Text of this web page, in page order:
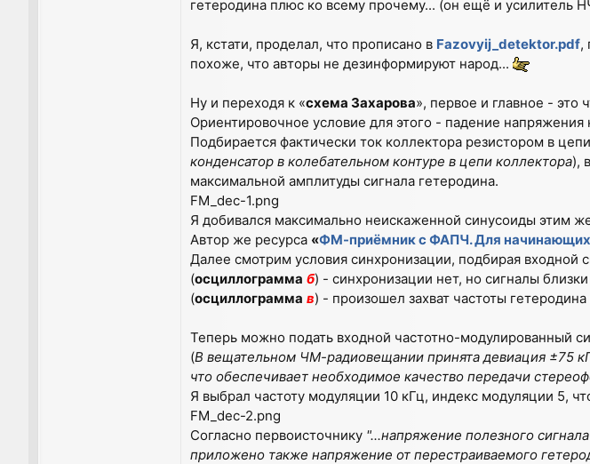
гетеродина плюс ко всему прочему... (он ещё и усилитель
Я, кстати, проделал, что прописано в Fazovyij_detektor.pdf,
похоже, что авторы не дезинформируют народ...
Ну и переходя к «схема Захарова», первое и главное - это
Ориентировочное условие для этого - падение напряжения
Подбирается фактически ток коллектора резистором в
конденсатор в колебательном контуре в цепи коллектора),
максимальной амплитуды сигнала гетеродина.
FM_dec-1.png
Я добивался максимально неискаженной синусоиды этим
Автор же ресурса «ФМ-приёмник с ФАПЧ. Для
Далее смотрим условия синхронизации, подбирая входной
(осциллограмма б) - синхронизации нет, но сигналы
(осциллограмма в) - произошел захват частоты
Теперь можно подать входной частотно-модулированный
(В вещательном ЧМ-радиовещании принята девиация ±75
что обеспечивает необходимое качество передачи
Я выбрал частоту модуляции 10 кГц, индекс модуляции 5,
FM_dec-2.png
Согласно первоисточнику "...напряжение полезного
приложено также напряжение от перестраиваемого